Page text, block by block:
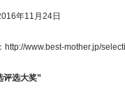
年11月24日
www.best-mother.jp/
评选大奖”